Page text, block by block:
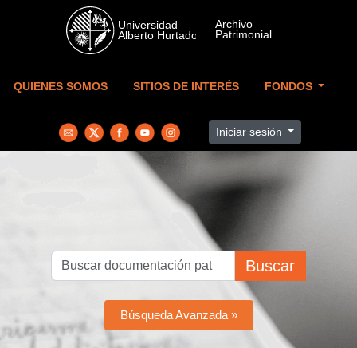
Skip to main content
QUIENES SOMOS SITIOS DE INTERÉS FONDOS
Iniciar sesión
Buscar
Búsqueda Avanzada »